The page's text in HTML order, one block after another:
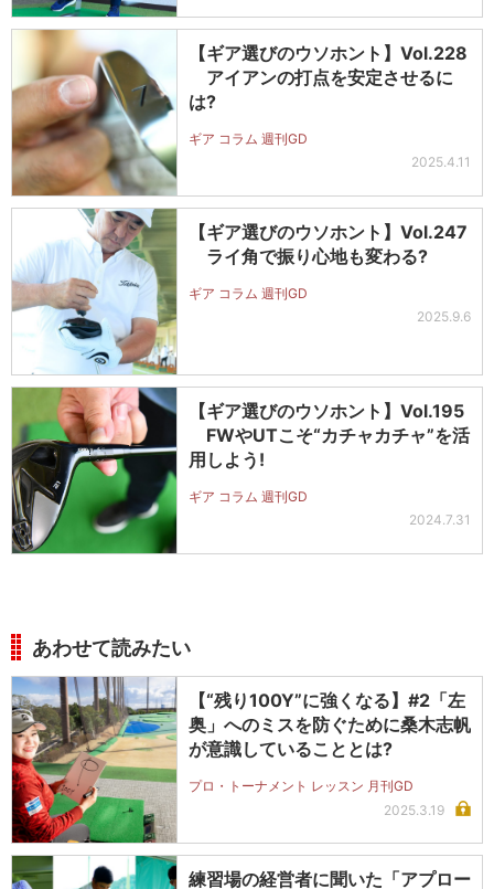
【ギア選びのウソホント】Vol.228
アイアンの打点を安定させるに
は?
ギア コラム 週刊GD
2025.4.11
【ギア選びのウソホント】Vol.247
ライ角で振り心地も変わる?
ギア コラム 週刊GD
2025.9.6
【ギア選びのウソホント】Vol.195
FWやUTこそ“カチャカチャ”を活
用しよう!
ギア コラム 週刊GD
2024.7.31
あわせて読みたい
【“残り100Y”に強くなる】#2「左
奥」へのミスを防ぐために桑木志帆
が意識していることとは?
プロ・トーナメント レッスン 月刊GD
2025.3.19
練習場の経営者に聞いた「アプロー